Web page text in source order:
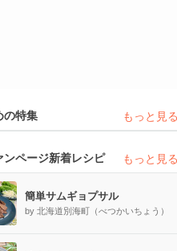
の特集 もっと見る
ンページ新着レシピ もっと見る
簡単サムギョプサル
by 北海道別海町（べつかいちょう）